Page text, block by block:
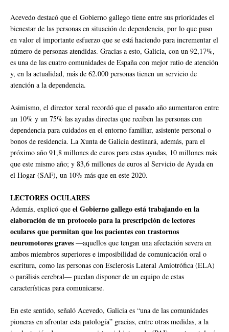
Acevedo destacó que el Gobierno gallego tiene entre sus prioridades el
bienestar de las personas en situación de dependencia, por lo que puso
en valor el importante esfuerzo que se está haciendo para incrementar el
número de personas atendidas. Gracias a esto, Galicia, con un 92,17%,
es una de las cuatro comunidades de España con mejor ratio de atención
y, en la actualidad, más de 62.000 personas tienen un servicio de
atención a la dependencia.
Asimismo, el director xeral recordó que el pasado año aumentaron entre
un 10% y un 75% las ayudas directas que reciben las personas con
dependencia para cuidados en el entorno familiar, asistente personal o
bonos de residencia. La Xunta de Galicia destinará, además, para el
próximo año 91,8 millones de euros para estas ayudas, 10 millones más
que este mismo año; y 83,6 millones de euros al Servicio de Ayuda en
el Hogar (SAF), un 10% más que en este 2020.
LECTORES OCULARES
Además, explicó que el Gobierno gallego está trabajando en la
elaboración de un protocolo para la prescripción de lectores
oculares que permitan que los pacientes con trastornos
neuromotores graves —aquellos que tengan una afectación severa en
ambos miembros superiores e imposibilidad de comunicación oral o
escritura, como las personas con Esclerosis Lateral Amiotrófica (ELA)
o parálisis cerebral— puedan disponer de un equipo de estas
características para comunicarse.
En este sentido, señaló Acevedo, Galicia es “una de las comunidades
pioneras en afrontar esta patología” gracias, entre otras medidas, a la